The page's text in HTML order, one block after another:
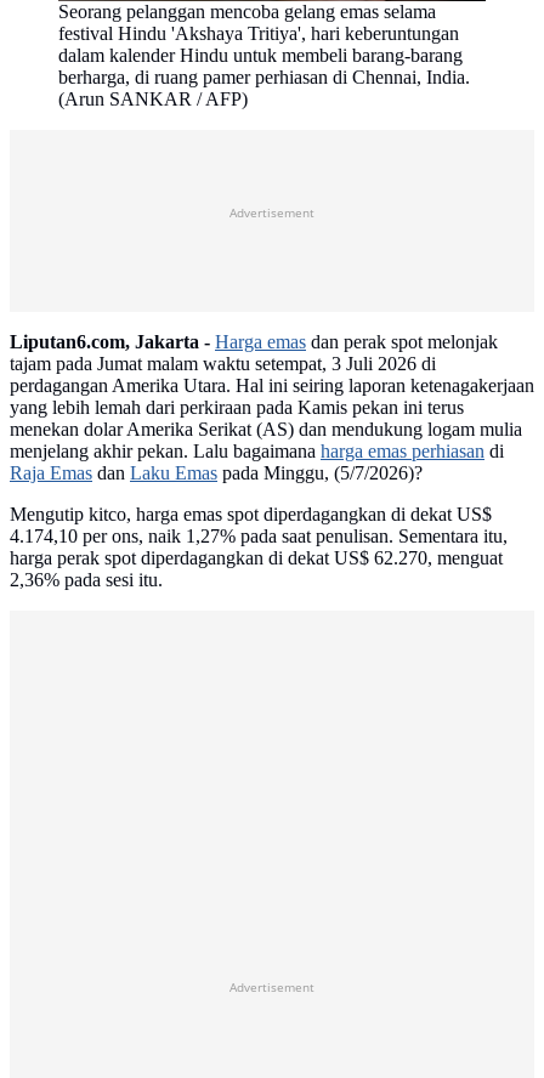
Seorang pelanggan mencoba gelang emas selama
festival Hindu 'Akshaya Tritiya', hari keberuntungan
dalam kalender Hindu untuk membeli barang-barang
berharga, di ruang pamer perhiasan di Chennai, India.
(Arun SANKAR / AFP)
Advertisement
Liputan6.com, Jakarta - Harga emas dan perak spot melonjak
tajam pada Jumat malam waktu setempat, 3 Juli 2026 di
perdagangan Amerika Utara. Hal ini seiring laporan ketenagakerjaan
yang lebih lemah dari perkiraan pada Kamis pekan ini terus
menekan dolar Amerika Serikat (AS) dan mendukung logam mulia
menjelang akhir pekan. Lalu bagaimana harga emas perhiasan di
Raja Emas dan Laku Emas pada Minggu, (5/7/2026)?
Mengutip kitco, harga emas spot diperdagangkan di dekat US$
4.174,10 per ons, naik 1,27% pada saat penulisan. Sementara itu,
harga perak spot diperdagangkan di dekat US$ 62.270, menguat
2,36% pada sesi itu.
Advertisement